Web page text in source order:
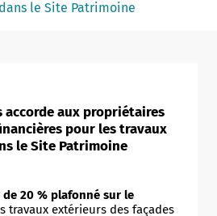
Notaire
le Site Patrimoine
accorde aux propriétaires
pour les travaux
le Site Patrimoine
20 % plafonné sur le
travaux extérieurs des façades